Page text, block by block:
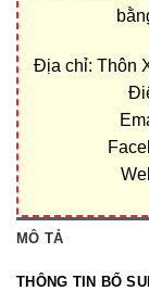
Địa chỉ: Thôn
MÔ TẢ
THÔNG TIN BỔ